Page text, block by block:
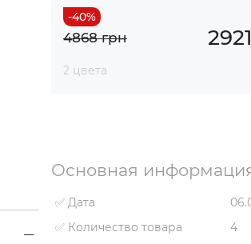
4868 грн
2 цвета
Основная
✅ Дата
✅ Количество товара
4